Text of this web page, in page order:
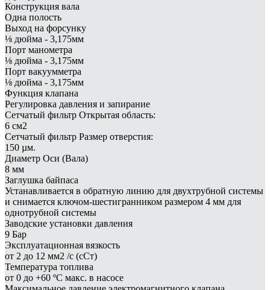
Конструкция вала
Одна полость
Выход на форсунку
⅛ дюйма - 3,175мм
Порт манометра
⅛ дюйма - 3,175мм
Порт вакуумметра
⅛ дюйма - 3,175мм
Функция клапана
Регулировка давления и запирание
Сетчатый фильтр Открытая область:
6 см2
Сетчатый фильтр Размер отверстия:
150 µм.
Диаметр Оси (Вала)
8 мм
Заглушка байпаса
Устанавливается в обратную линию для двухтрубной системы
и снимается ключом-шестигранником размером 4 мм для
однотрубной системы
Заводские установки давления
9 Бар
Эксплуатационная вязкость
от 2 до 12 мм2 /с (сСт)
Температура топлива
от 0 до +60 ºC макс. в насосе